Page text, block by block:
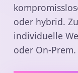
oder hybrid.
individuelle
oder On-Prem.